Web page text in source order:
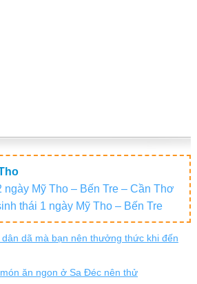
ngày Mỹ Tho – Bến Tre – Cần Thơ
thái 1 ngày Mỹ Tho – Bến Tre
dã mà bạn nên thưởng thức khi đến
ăn ngon ở Sa Đéc nên thử